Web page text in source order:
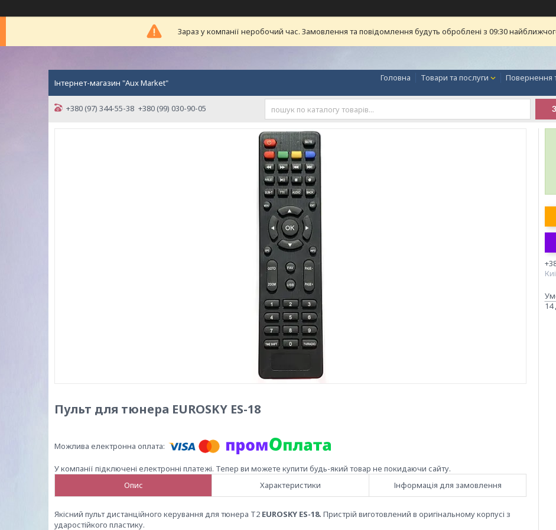
Зараз у компанії неробочий час. Замовлення та повідомлення будуть оброблені з 09:30
Інтернет-магазин "Aux Market"
Головна Товари та послуги Повернення
+380 (97) 344-55-38 +380 (99) 030-90-05
Пульт для тюнера EUROSKY ES-18
У компанії підключені електронні платежі. Тепер ви можете купити будь-який товар не покидаючи сайту.
Опис
Характеристики Інформація для замовлення
Якісний пульт дистанційного керування для тюнера Т2 EUROSKY ES-18. Пристрій виготовлений в оригінальному корпусі з
ударостійкого пластику.
14